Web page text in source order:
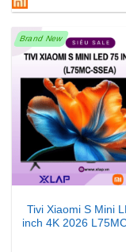
Brand New
Tivi Xiaomi S Mini
inch 4K 2026